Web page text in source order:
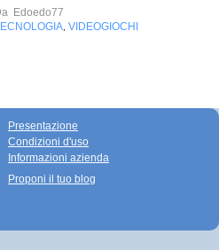
Edoedo77
VIDEOGIOCHI
Presentazione
Condizioni d'uso
Informazioni azienda
Proponi il tuo blog